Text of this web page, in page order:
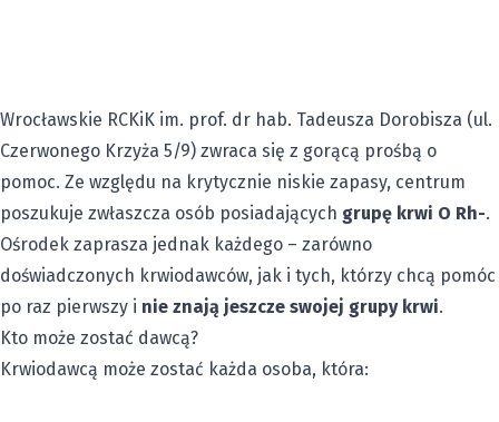
Wrocławskie RCKiK im. prof. dr hab. Tadeusza Dorobisza (ul.
Czerwonego Krzyża 5/9) zwraca się z gorącą prośbą o
pomoc. Ze względu na krytycznie niskie zapasy, centrum
poszukuje zwłaszcza osób posiadających grupę krwi O Rh-.
Ośrodek zaprasza jednak każdego – zarówno
doświadczonych krwiodawców, jak i tych, którzy chcą pomóc
po raz pierwszy i nie znają jeszcze swojej grupy krwi.
Kto może zostać dawcą?
Krwiodawcą może zostać każda osoba, która: